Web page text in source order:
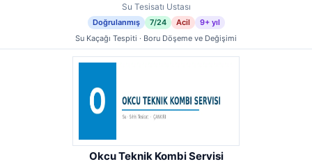
Su Tesisatı Ustası
Doğrulanmış 7/24 Acil
9+ yıl
Su Kaçağı Tespiti · Boru Döşeme ve Değişimi
Okcu Teknik Kombi Servisi